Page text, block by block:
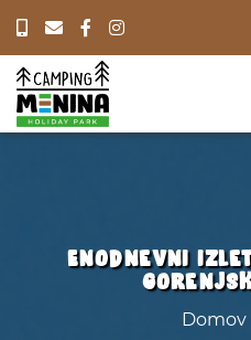
Enodnevni
Domov